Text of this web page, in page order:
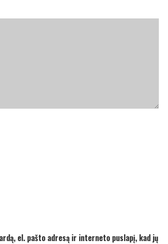
el. pašto adresą ir interneto puslapį, kad jų